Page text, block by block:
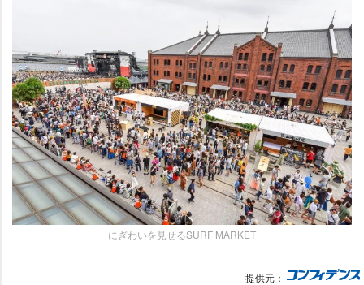
にぎわいを見せるSURF MARKET
提供元：